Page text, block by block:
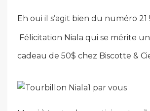
Eh oui il s’agit bien du numéro 21
Félicitation Niala qui se mérite
cadeau de 50$ chez Biscotte & Cie